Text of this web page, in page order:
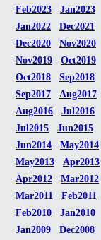
Feb2023
Jan2023
Jan2022
Dec2021
Dec2020
Nov2020
Nov2019
Oct2019
Oct2018
Sep2018
Sep2017
Aug2017
Aug2016
Jul2016
Jul2015
Jun2015
Jun2014
May2014
May2013
Apr2013
Apr2012
Mar2012
Mar2011
Feb2011
Feb2010
Jan2010
Jan2009
Dec2008